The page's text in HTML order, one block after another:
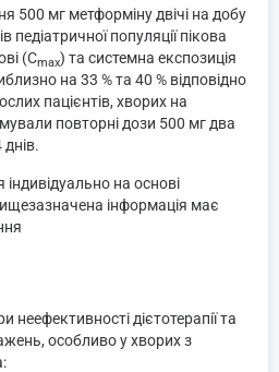
500 мг метформіну двічі на добу
педіатричної популяції пікова
(Cmax) та системна експозиція
на 33 % та 40 % відповідно
пацієнтів, хворих на
повторні дози 500 мг два
на основі
інформація має
неефективності дієтотерапії та
особливо у хворих з